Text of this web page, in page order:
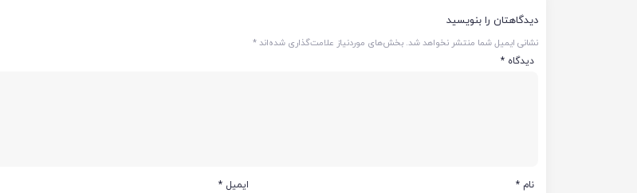
دیدگاهتان را بنویسید
نشانی ایمیل شما منتشر نخواهد شد. بخش‌های موردنیاز علامت‌گذاری شده‌اند*
دیدگاه *
نام * ایمیل *